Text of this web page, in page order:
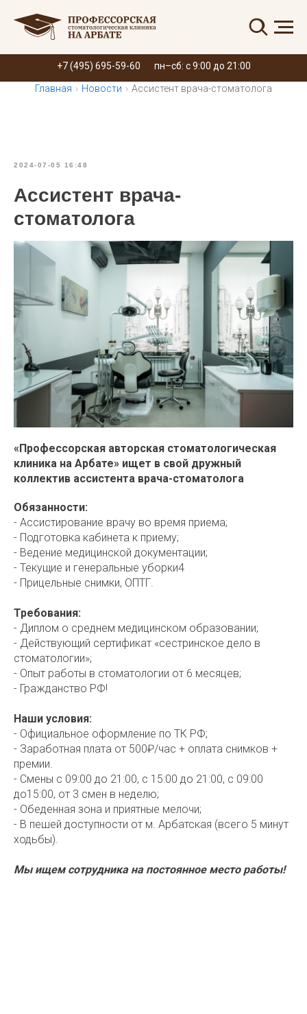
Запись онлайн
+7 (495) 695-59-60 пн–сб: с 9:00 до 21:00
Главная › Новости › Ассистент врача-стоматолога
2024-07-05 16:48
Ассистент врача-
стоматолога
«Профессорская авторская стоматологическая
клиника на Арбате» ищет в свой дружный
коллектив ассистента врача-стоматолога
Обязанности:
- Ассистирование врачу во время приема;
- Подготовка кабинета к приему;
- Ведение медицинской документации;
- Текущие и генеральные уборки4
- Прицельные снимки, ОПТГ.
Требования:
- Диплом о среднем медицинском образовании;
- Действующий сертификат «сестринское дело в
стоматологии»;
- Опыт работы в стоматологии от 6 месяцев;
- Гражданство РФ!
Наши условия:
- Официальное оформление по ТК РФ;
- Заработная плата от 500₽/час + оплата снимков +
премии.
- Смены с 09:00 до 21:00, с 15:00 до 21:00, с 09:00
до15:00, от 3 смен в неделю;
- Обеденная зона и приятные мелочи;
- В пешей доступности от м. Арбатская (всего 5 минут
ходьбы).
Мы ищем сотрудника на постоянное место работы!